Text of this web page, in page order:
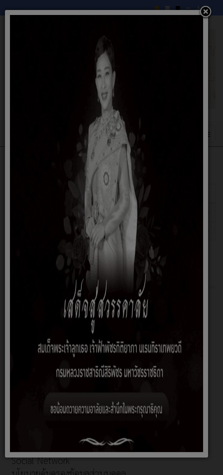
เขียนโดย อิสมาแอน ยูโสะ
เขียนโดย อิสมาแอน ยูโสะ
เกี่ยวกับหน่วยงาน
ประวัติความเป็นมา
สภาพและข้อมูลพื้นฐาน
อำนาจหน้าที่
วิสัยทัศน์/พันธกิจ
นโยบายการบริหารงาน
สถานที่ท่องเที่ยว
ศูนย์ข้อมูลสำหรับนักท่องเที่ยว
Social Network